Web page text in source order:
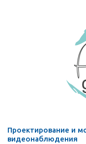
Проектирование и
видеонаблюдения